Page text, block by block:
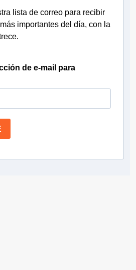
lista de correo para recibir
importantes del día, con la
de e-mail para